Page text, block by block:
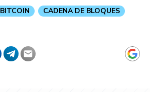
BITCOIN
CADENA DE BLOQUES